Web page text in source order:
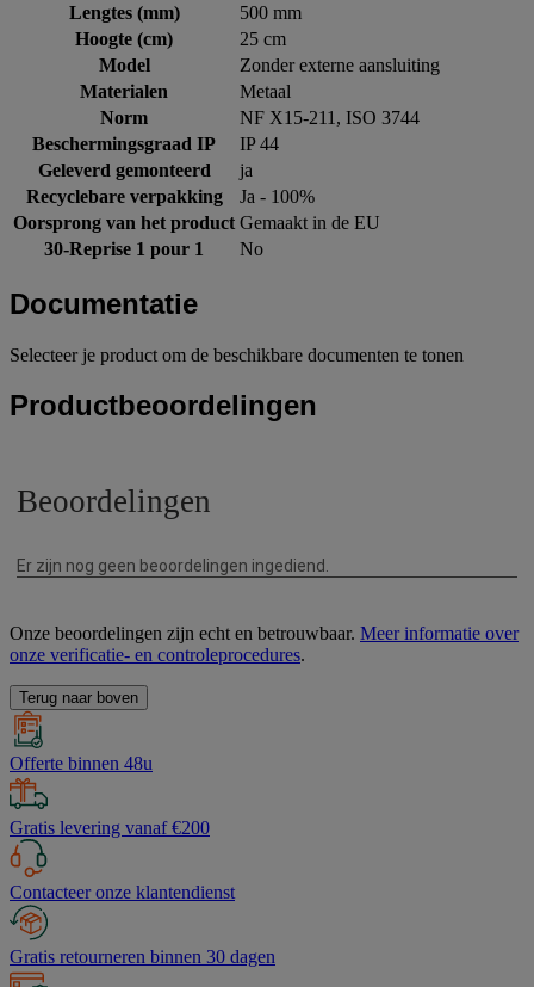
Lengtes (mm)
500 mm
Hoogte (cm)
25 cm
Model
Zonder externe aansluiting
Materialen
Metaal
Norm
NF X15-211, ISO 3744
Beschermingsgraad IP
IP 44
Geleverd gemonteerd
ja
Recyclebare verpakking
Ja - 100%
Oorsprong van het product Gemaakt in de EU
30-Reprise 1 pour 1
No
Documentatie
Selecteer je product om de beschikbare documenten te tonen
Productbeoordelingen
Onze beoordelingen zijn echt en betrouwbaar. Meer informatie over
onze verificatie- en controleprocedures.
Terug naar boven
Offerte binnen 48u
Gratis levering vanaf €200
Contacteer onze klantendienst
Gratis retourneren binnen 30 dagen